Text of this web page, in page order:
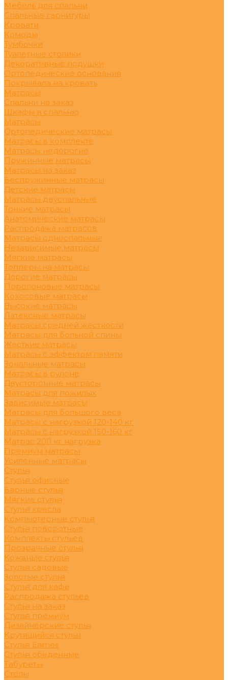
Мебель для спальни
Спальные гарнитуры
Кровати
Комоды
Тумбочки
Туалетные столики
Декоративные подушки
Ортопедические основания
Покрывала на кровать
Матрасы
Спальни на заказ
Шкафы в спальню
Матрасы
Ортопедические матрасы
Матрасы в комплекте
Матрасы недорогие
Пружинные матрасы
Матрасы на заказ
Беспружинные матрасы
Детские матрасы
Матрасы двуспальные
Тонкие матрасы
Анатомические матрасы
Распродажа матрасов
Матрасы односпальные
Независимые матрасы
Мягкие матрасы
Топперы на матрасы
Дорогие матрасы
Поролоновые матрасы
Кокосовые матрасы
Высокие матрасы
Латексные матрасы
Матрасы средней жесткости
Матрасы для больной спины
Жесткие матрасы
Матрасы с эффектом памяти
Зональные матрасы
Матрасы в рулоне
Двусторонние матрасы
Матрасы для пожилых
Зависимые матрасы
Матрасы для большого веса
Матрасы с нагрузкой 120-140 кг
Матрасы с нагрузкой 150-160 кг
Матрас 200 кг нагрузка
Премиум матрасы
Усиленные матрасы
Стулья
Стулья офисные
Барные стулья
Мягкие стулья
Стулья кресла
Компьютерные стулья
Стулья поворотные
Комплекты стульев
Прозрачные стулья
Кожаные стулья
Стулья садовые
Золотые стулья
Стулья для кафе
Распродажа стульев
Стулья на заказ
Стулья премиум
Дизайнерские стулья
Крутящийся стулья
Стулья Eames
Стулья обеденные
Табуреты
Столы